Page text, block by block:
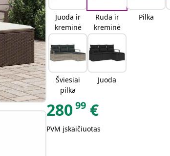
Juoda ir
kreminė
Ruda ir
kreminė
Pilka
Šviesiai
pilka
Juoda
28099 €
PVM įskaičiuotas